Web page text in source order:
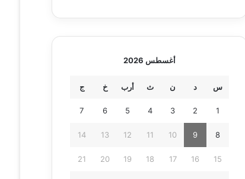
أغسطس 2026
س د ن ث أرب خ ج
1
2
3
4
5
6
7
8
9
10
11
12
13
14
15
16
17
18
19
20
21